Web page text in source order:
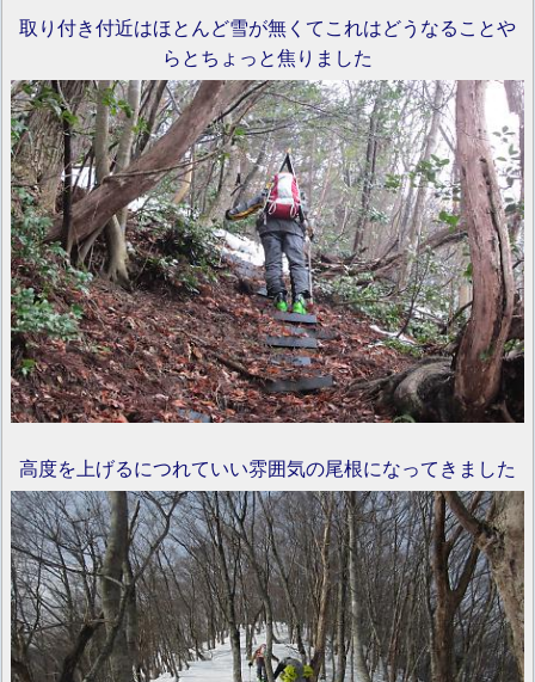
取り付き付近はほとんど雪が無くてこれはどうなることや
らとちょっと焦りました
高度を上げるにつれていい雰囲気の尾根になってきました